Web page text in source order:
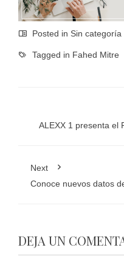
Posted in Sin categoría
Tagged in Fahed Mitre
ALEXX 1 presenta el
Next
Conoce nuevos datos
DEJA UN